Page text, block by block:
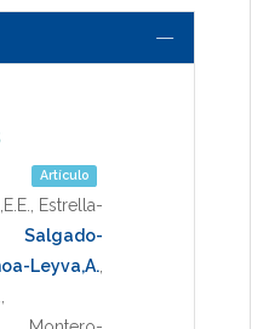
Artículo
Estrella-
Salgado-
Leyva,A.